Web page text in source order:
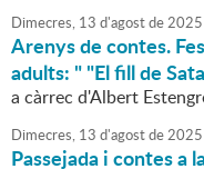
Dimecres, 13 d'agostde2025
Arenys de contes.
adults: " "El fill de
a càrrec d'Albert
Dimecres, 13 d'agostde2025
Passejada i contes a